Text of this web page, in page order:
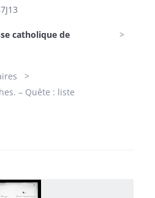
catholique de
– Quête : liste